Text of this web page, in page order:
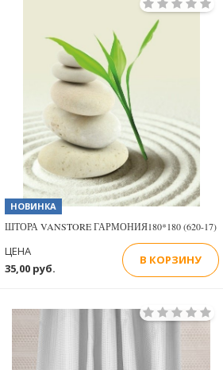
НОВИНКА
ШТОРА VANSTORE ГАРМОНИЯ180*180 (620-17)
35,00 руб.
ЦЕНА
В КОРЗИНУ